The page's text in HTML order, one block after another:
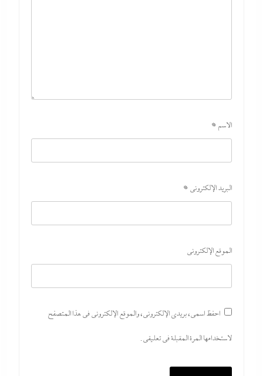
الاسم *
البريد الإلكتروني *
الموقع الإلكتروني
احفظ اسمي، بريدي الإلكتروني، والموقع الإلكتروني في هذا المتصفح
لاستخدامها المرة المقبلة في تعليقي.
على الصين وروسيا لتوريطهما مباشرة في صراع هرمز
مصر تتجه لإسناد تطوير “الجفيرة” بالساحل الشمالي